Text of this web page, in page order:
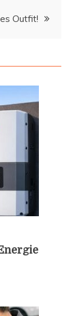
Outfit!